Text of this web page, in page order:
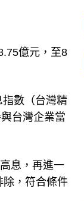
台灣企業當
，符合條件